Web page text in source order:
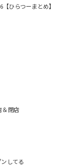
ひらつーまとめ】
＆閉店
してる